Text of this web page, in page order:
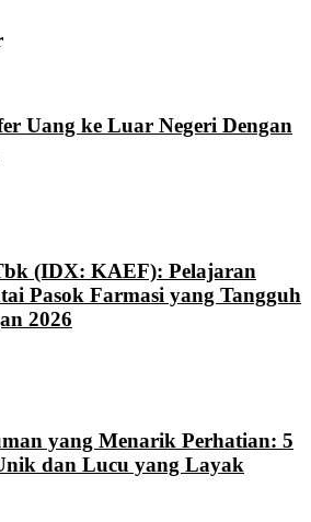
Uang ke Luar Negeri Dengan
(IDX: KAEF): Pelajaran
Pasok Farmasi yang Tangguh
2026
yang Menarik Perhatian: 5
dan Lucu yang Layak